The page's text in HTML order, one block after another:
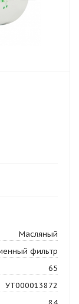
Масляный
фильтр
65
УТ000013872